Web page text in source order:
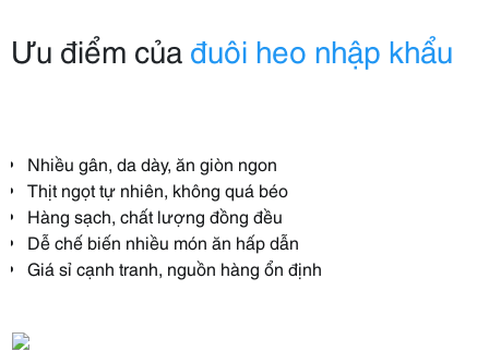
Ưu điểm của đuôi heo nhập khẩu
Nhiều gân, da dày, ăn giòn ngon
Thịt ngọt tự nhiên, không quá béo
Hàng sạch, chất lượng đồng đều
Dễ chế biến nhiều món ăn hấp dẫn
Giá sỉ cạnh tranh, nguồn hàng ổn định